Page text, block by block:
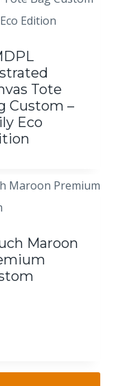
Tote
Custom –
Eco
Maroon